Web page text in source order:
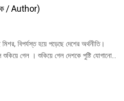
/ Author)
বিপর্যস্ত হয়ে পড়েছে দেশের অর্থনীতি।
গেল । শুকিয়ে গেল দেশকে পুষ্টি যােগানাে
প্রান্তে মারাত্মক একটা কিছু ঘটছে, যেখানে এই
করা সম্ভব এই দুর্ভোগের কারণ। কিন্তু।